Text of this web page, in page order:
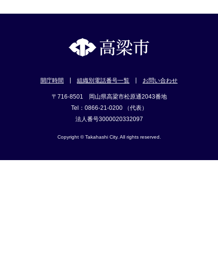
開庁時間 組織別電話番号一覧 お問い合わせ
〒716-8501 岡山県高梁市松原通2043番地
Tel：0866-21-0200 （代表）
法人番号3000020332097
Copyright © Takahashi City. All rights reserved.